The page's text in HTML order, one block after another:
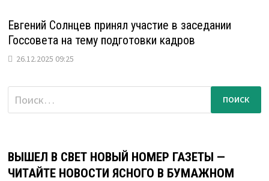
Евгений Солнцев принял участие в заседании
Госсовета на тему подготовки кадров
26.12.2025 09:25
Найти:
ВЫШЕЛ В СВЕТ НОВЫЙ НОМЕР ГАЗЕТЫ —
ЧИТАЙТЕ НОВОСТИ ЯСНОГО В БУМАЖНОМ